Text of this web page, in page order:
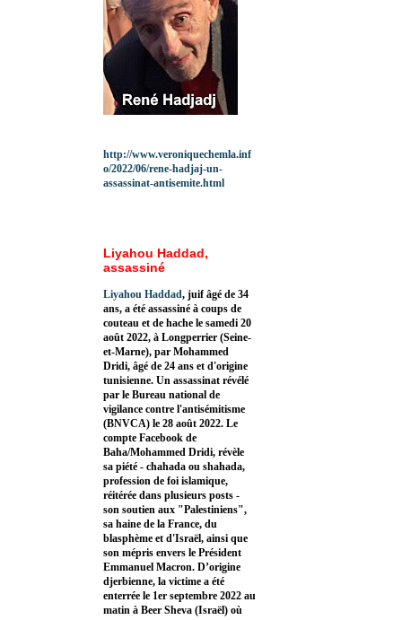
http://www.veroniquechemla.inf
o/2022/06/rene-hadjaj-un-
assassinat-antisemite.html
Liyahou Haddad,
assassiné
Liyahou Haddad, juif âgé de 34
ans, a été assassiné à coups de
couteau et de hache le samedi 20
août 2022, à Longperrier (Seine-
et-Marne), par Mohammed
Dridi, âgé de 24 ans et d'origine
tunisienne. Un assassinat révélé
par le Bureau national de
vigilance contre l'antisémitisme
(BNVCA) le 28 août 2022. Le
compte Facebook de
Baha/Mohammed Dridi, révèle
sa piété - chahada ou shahada,
profession de foi islamique,
réitérée dans plusieurs posts -
son soutien aux "Palestiniens",
sa haine de la France, du
blasphème et d'Israël, ainsi que
son mépris envers le Président
Emmanuel Macron. D’origine
djerbienne, la victime a été
enterrée le 1er septembre 2022 au
matin à Beer Sheva (Israël) où